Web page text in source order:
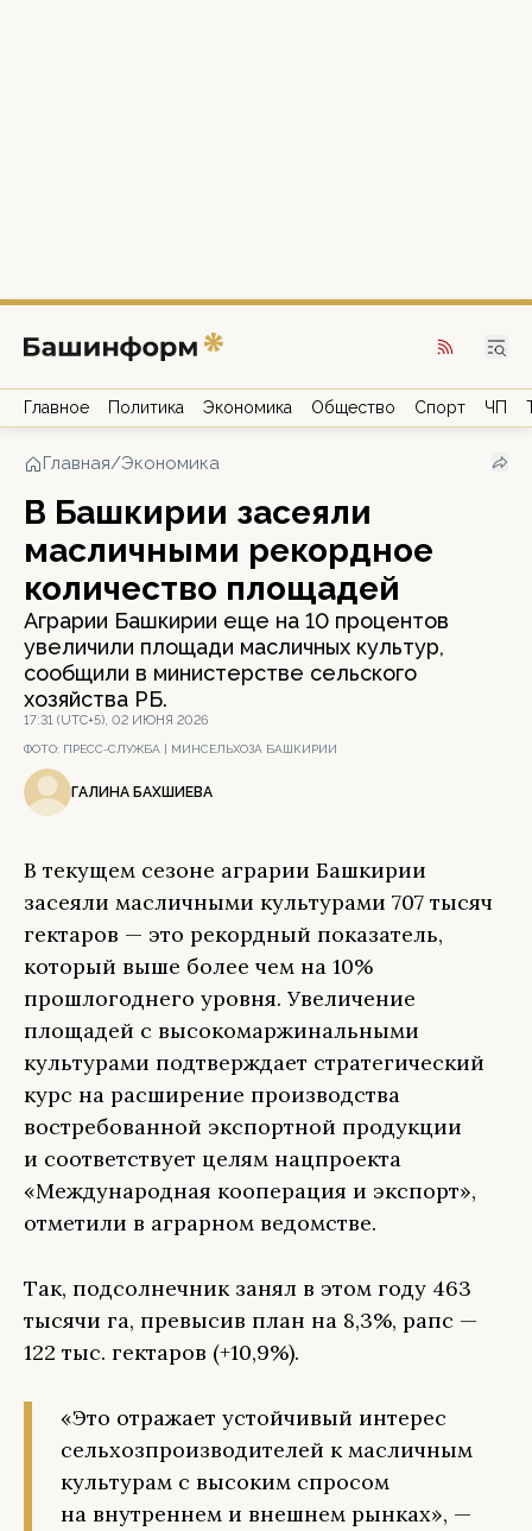
Главное Политика Экономика Общество Спорт ЧП
Главная/Экономика
В Башкирии засеяли
масличными рекордное
количество площадей
Аграрии Башкирии еще на 10 процентов
увеличили площади масличных культур,
сообщили в министерстве сельского
хозяйства РБ.
17:31 (UTC+5), 02 ИЮНЯ 2026
ФОТО: ПРЕСС-СЛУЖБА | МИНСЕЛЬХОЗА БАШКИРИИ
ГАЛИНА БАХШИЕВА
В текущем сезоне аграрии Башкирии
засеяли масличными культурами 707 тысяч
гектаров — это рекордный показатель,
который выше более чем на 10%
прошлогоднего уровня. Увеличение
площадей с высокомаржинальными
культурами подтверждает стратегический
курс на расширение производства
востребованной экспортной продукции
и соответствует целям нацпроекта
«Международная кооперация и экспорт»,
отметили в аграрном ведомстве.
Так, подсолнечник занял в этом году 463
тысячи га, превысив план на 8,3%, рапс —
122 тыс. гектаров (+10,9%).
«Это отражает устойчивый интерес
сельхозпроизводителей к масличным
культурам с высоким спросом
на внутреннем и внешнем рынках», —